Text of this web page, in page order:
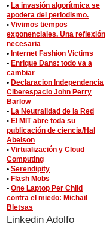
• La invasión algorítmica se
apodera del periodismo.
• Vivimos tiempos
exponenciales. Una reflexión
necesaria
• Internet Fashion Victims
• Enrique Dans: todo va a
cambiar
• Declaracion Independencia
Ciberespacio John Perry
Barlow
• La Neutralidad de la Red
• El MIT abre toda su
publicación de ciencia/Hal
Abelson
• Virtualización y Cloud
Computing
• Serendipity
• Flash Mobs
• One Laptop Per Child
contra el miedo: Michail
Bletsas
Linkedin Adolfo